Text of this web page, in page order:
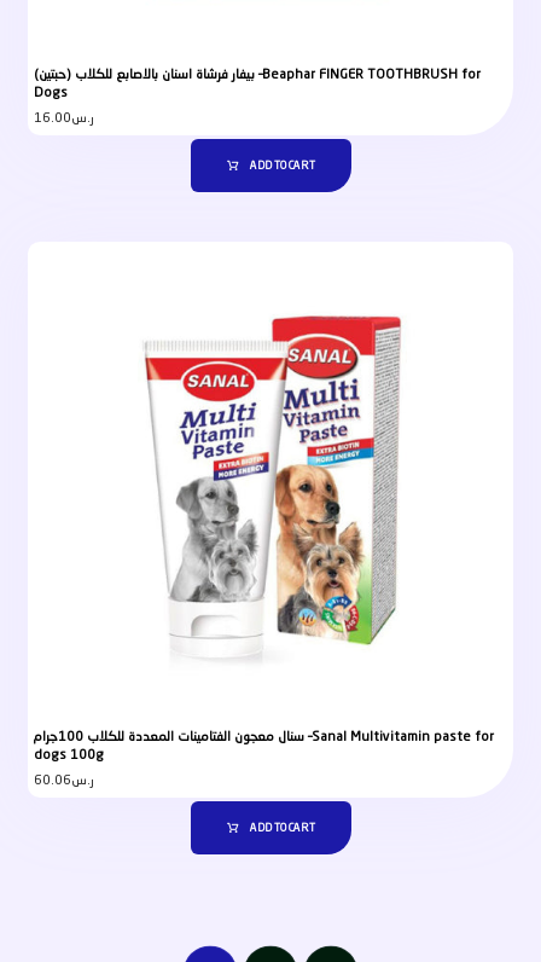
بيفار فرشاة اسنان بالاصابع للكلاب (حبتين) –Beaphar FINGER TOOTHBRUSH for
Dogs
ر.س16.00
ADD TO CART
سنال معجون الفتامينات المعددة للكلاب 100جرام –Sanal Multivitamin paste for
dogs 100g
ر.س60.06
ADD TO CART